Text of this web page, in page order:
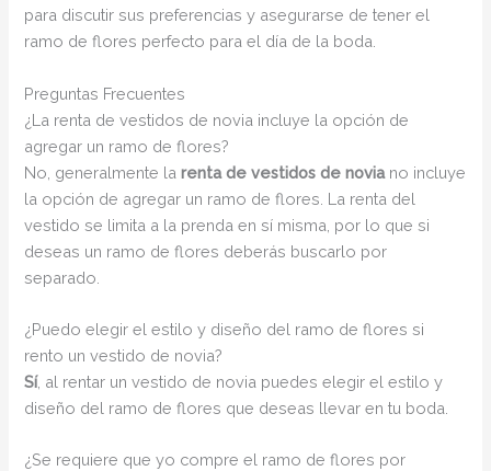
para discutir sus preferencias y asegurarse de tener el
ramo de flores perfecto para el día de la boda.
Preguntas Frecuentes
¿La renta de vestidos de novia incluye la opción de
agregar un ramo de flores?
No, generalmente larenta de vestidos de noviano incluye
la opción de agregar un ramo de flores. La renta del
vestido se limita a la prenda en sí misma, por lo que si
deseas un ramo de flores deberás buscarlo por
separado.
¿Puedo elegir el estilo y diseño del ramo de flores si
rento un vestido de novia?
Sí, al rentar un vestido de novia puedes elegir el estilo y
diseño del ramo de flores que deseas llevar en tu boda.
¿Se requiere que yo compre el ramo de flores por